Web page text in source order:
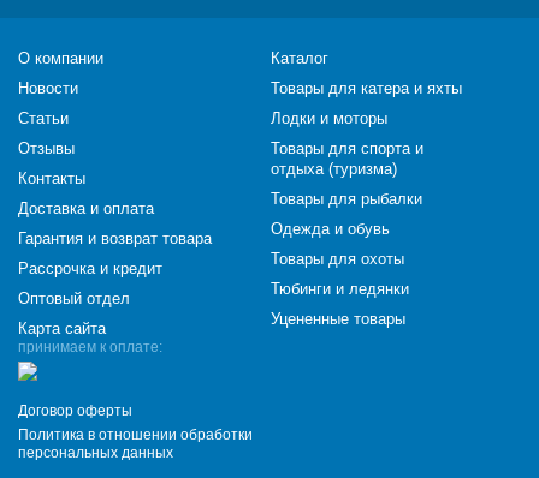
принимаем к оплате:
Договор оферты
Политика в отношении обработки
персональных данных
О компании
Новости
Статьи
Отзывы
Контакты
Доставка и оплата
Гарантия и возврат товара
Рассрочка и кредит
Оптовый отдел
Карта сайта
Каталог
Товары для катера и яхты
Лодки и моторы
Товары для спорта и
отдыха (туризма)
Товары для рыбалки
Одежда и обувь
Товары для охоты
Тюбинги и ледянки
Уцененные товары